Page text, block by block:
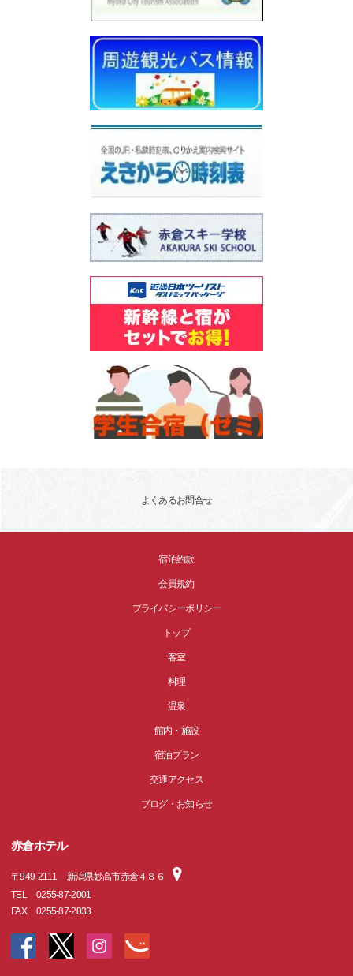
よくあるお問合せ
宿泊約款
会員規約
プライバシーポリシー
トップ
客室
料理
温泉
館内・施設
宿泊プラン
交通アクセス
ブログ・お知らせ
赤倉ホテル
〒949-2111
新潟県妙高市赤倉４８６
TEL
0255-87-2001
FAX
0255-87-2033